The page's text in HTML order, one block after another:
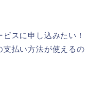
スに申し込みたい！
支払い方法が使えるの